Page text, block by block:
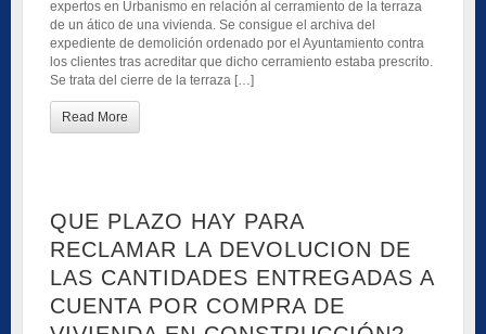
expertos en Urbanismo en relación al cerramiento de la terraza
de un ático de una vivienda. Se consigue el archiva del
expediente de demolición ordenado por el Ayuntamiento contra
los clientes tras acreditar que dicho cerramiento estaba prescrito.
Se trata del cierre de la terraza […]
Read More
QUE PLAZO HAY PARA
RECLAMAR LA DEVOLUCION DE
LAS CANTIDADES ENTREGADAS A
CUENTA POR COMPRA DE